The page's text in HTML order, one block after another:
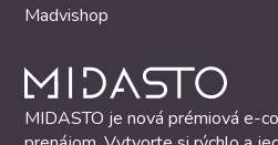
Madvishop
MIDASTO je nová prémiová e-